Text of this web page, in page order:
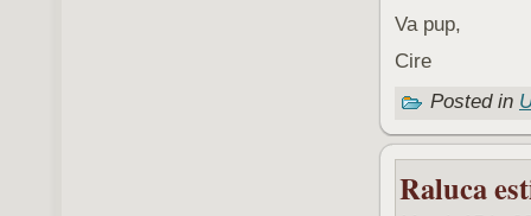
Va pup,
Cire
Posted in
Raluca